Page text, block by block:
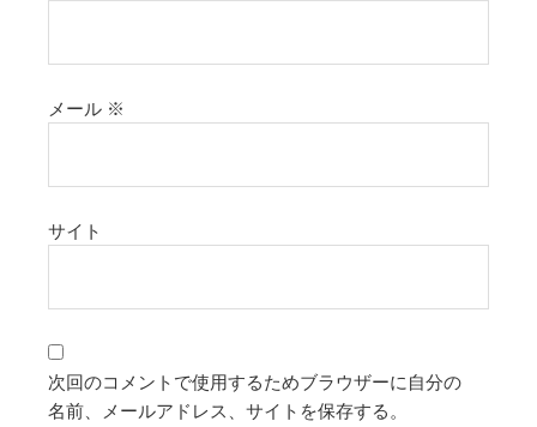
メール ※
サイト
次回のコメントで使用するためブラウザーに自分の
名前、メールアドレス、サイトを保存する。